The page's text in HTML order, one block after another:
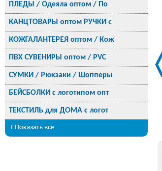
ПЛЕДЫ / Одеяла оптом / По
КАНЦТОВАРЫ оптом РУЧКИ с
КОЖГАЛАНТЕРЕЯ оптом / Кож
ПВХ СУВЕНИРЫ оптом / PVC
СУМКИ / Рюкзаки / Шопперы
БЕЙСБОЛКИ с логотипом опт
ТЕКСТИЛЬ для ДОМА с логот
+ Показать все